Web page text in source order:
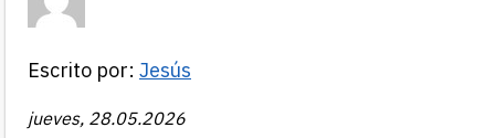
Escrito por: Jesús
jueves, 28.05.2026